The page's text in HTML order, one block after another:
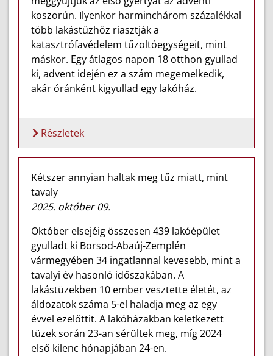
koszorún. Ilyenkor harminchárom százalékkal
több lakástűzhöz riasztják a
katasztrófavédelem tűzoltóegységeit, mint
máskor. Egy átlagos napon 18 otthon gyullad
ki, advent idején ez a szám megemelkedik,
akár óránként kigyullad egy lakóház.
Részletek
Kétszer annyian haltak meg tűz miatt, mint
tavaly
2025. október 09.
Október elsejéig összesen 439 lakóépület
gyulladt ki Borsod-Abaúj-Zemplén
vármegyében 34 ingatlannal kevesebb, mint a
tavalyi év hasonló időszakában. A
lakástüzekben 10 ember vesztette életét, az
áldozatok száma 5-el haladja meg az egy
évvel ezelőttit. A lakóházakban keletkezett
tüzek során 23-an sérültek meg, míg 2024
első kilenc hónapjában 24-en.